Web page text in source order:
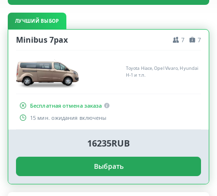
ЛУЧШИЙ ВЫБОР
Minibus 7pax 7 7
Toyota Hiace, Opel Vivaro, Hyundai
H-1 и т.п.
Бесплатная отмена заказа
15 мин. ожидания включены
16235RUB
Выбрать